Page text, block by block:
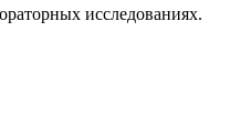
исследованиях.